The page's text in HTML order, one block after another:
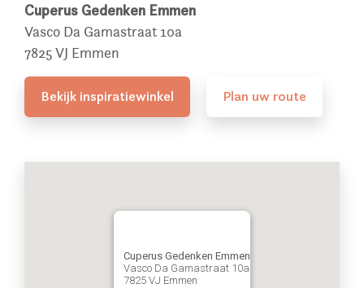
Cuperus Gedenken Emmen
Vasco Da Gamastraat 10a
7825 VJ Emmen
Bekijk inspiratiewinkel Plan uw route
Cuperus Gedenken Emmen
Vasco Da Gamastraat 10a
7825 VJ Emmen